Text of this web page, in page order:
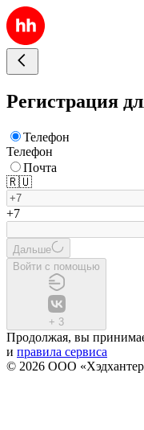
Регистрация
Телефон
Телефон
Почта
🇷🇺
+7
Дальше
Войти с помощью
+ 3
Продолжая, вы
и правила сервиса
© 2026 ООО